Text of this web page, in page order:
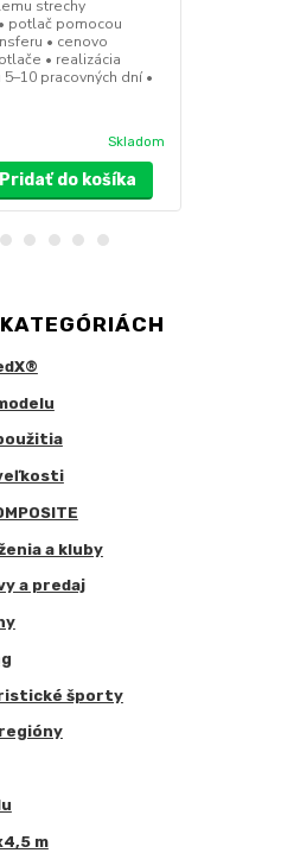
strechy
potlač pomocou
• cenovo
• realizácia
pracovných dní •
Skladom
Pridať do košíka
a kluby
a predaj
športy
m